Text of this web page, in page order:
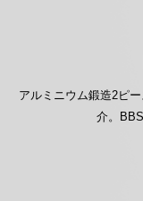
アルミニウム鍛造2ピ
介。